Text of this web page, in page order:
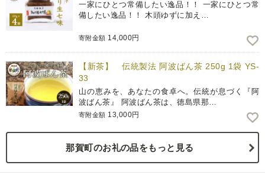
一家にひとつ常備したい逸品！！ 一家にひとつ常
備したい逸品！！ 木頭ゆずに加え…
寄附金額 14,000円
【新茶】 伝統製法 阿波ばん茶 250g 1袋 YS-
33
山の恵みを、あなたの食卓へ。伝統が息づく『阿
波ばん茶』 阿波ばん茶は、徳島県那…
寄附金額 13,000円
那賀町のお礼の品をもっと見る